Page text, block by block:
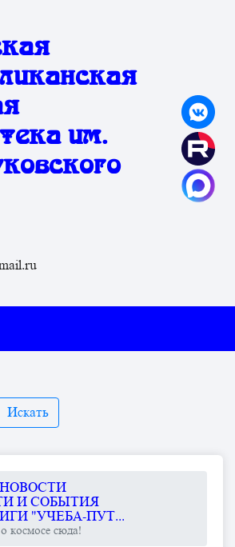
им.
Искать
НОВОСТИ
И СОБЫТИЯ
"УЧЕБА-ПУТ...
космосе сюда!